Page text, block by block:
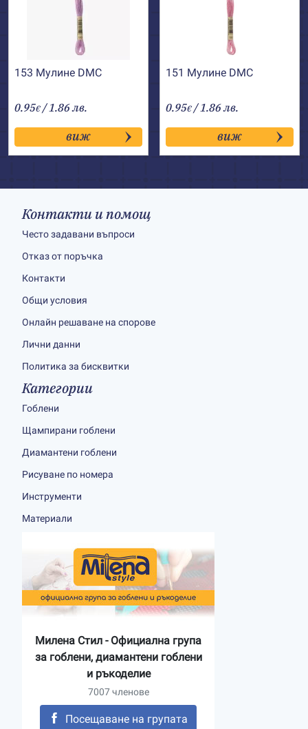
153 Мулине DMC
0.95€ / 1.86 лв.
виж
151 Мулине DMC
0.95€ / 1.86 лв.
виж
Контакти и помощ
Често задавани въпроси
Отказ от поръчка
Контакти
Общи условия
Онлайн решаване на спорове
Лични данни
Политика за бисквитки
Категории
Гоблени
Щампирани гоблени
Диамантени гоблени
Рисуване по номера
Инструменти
Материали
Милена Стил - Официална група
за гоблени, диамантени гоблени
и ръкоделие
7007 членове
Посещаване на групата